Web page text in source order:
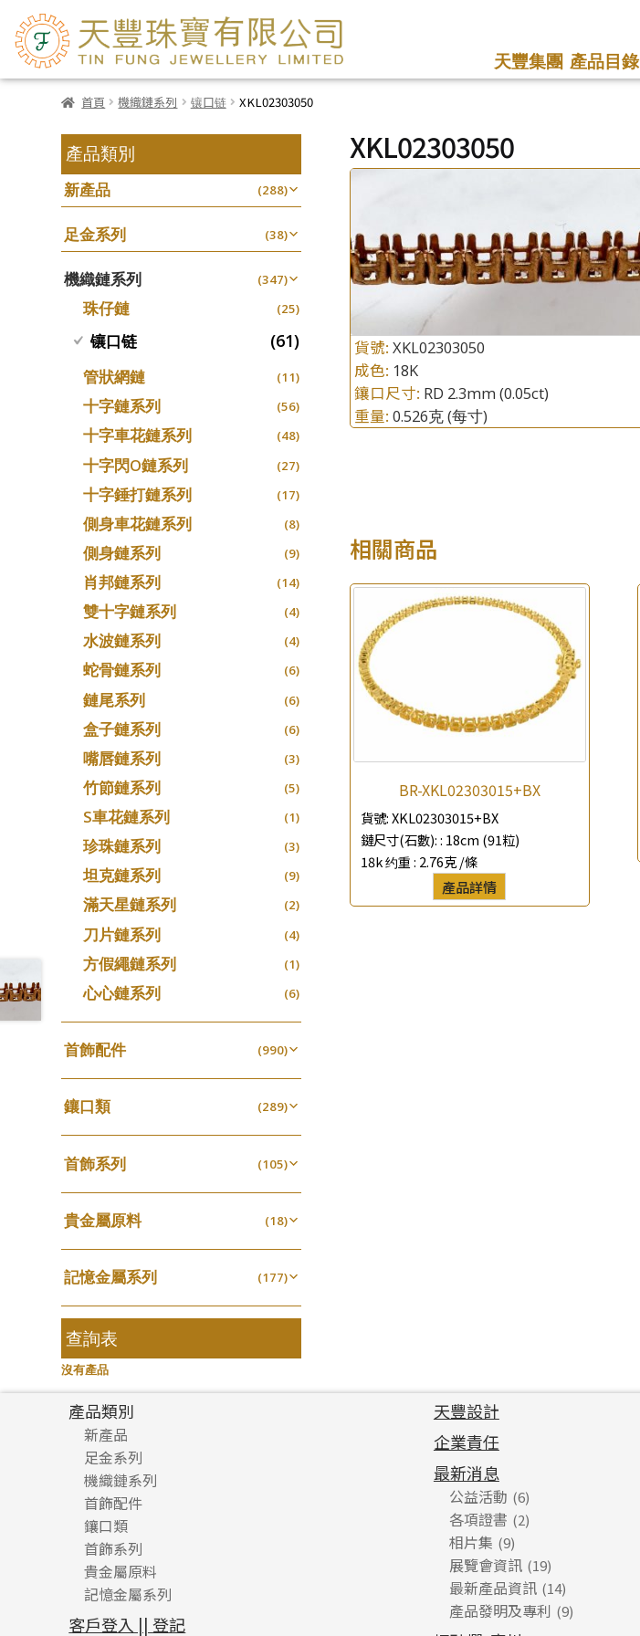
天豐集團 產品目錄
首頁 機織鏈系列 镶口链 XKL02303050
XKL02303050
*e-mail
*聯絡電話
查詢以下產品
貨號: XKL02303050
成色: 18K
鑲口尺寸: RD 2.3mm (0.05ct)
重量: 0.526克(每寸)
相關商品
BR-XKL02303015+BX
貨號:XKL02303015+BX
鏈尺寸(石數): : 18cm (91粒)
18k 约重 : 2.76克 /條
產品詳情
產品類別
新產品 (288)
足金系列 (38)
機織鏈系列 (347)
珠仔鏈 (25)
镶口链 (61)
管狀網鏈 (11)
十字鏈系列 (56)
十字車花鏈系列 (48)
十字閃O鏈系列 (27)
十字錘打鏈系列 (17)
側身車花鏈系列 (8)
側身鏈系列 (9)
肖邦鏈系列 (14)
雙十字鏈系列 (4)
水波鏈系列 (4)
蛇骨鏈系列 (6)
鏈尾系列 (6)
盒子鏈系列 (6)
嘴唇鏈系列 (3)
竹節鏈系列 (5)
S車花鏈系列 (1)
珍珠鏈系列 (3)
坦克鏈系列 (9)
滿天星鏈系列 (2)
刀片鏈系列 (4)
方假繩鏈系列 (1)
心心鏈系列 (6)
首飾配件 (990)
耳環類配件 (341)
卷迫系列 (13)
螺絲迫系列 (15)
梅花迫系列 (19)
平臺迫系列 (74)
綫拍系列 (42)
美拍系列 (16)
耳針系列 (6)
耳環扣系列
耳綫/耳鈎系列
耳環爪頭
耳環
鏈類配件
調節珠系列
生圈扣系列
鴨俐制系列
字母吊墜
相盒吊墜 (11)
生肖吊墜
管扣系列
星座吊墜
水泡扣
珠扣
其他類配件 (161)
珠盤系列 (16)
袖口鈕系列 (7)
焊片及鐳射綫 (2)
空心車花管 (19)
其他 (104)
無孔光身珠 (7)
無孔批花珠
空心批花珠 (22)
鑲口類 (289)
四爪頭系列 (20)
六爪頭系列 (41)
車花片 (35)
動感車花片 (20)
鑲口戒指 (16)
鑲口手鏈系列 (146)
首飾系列 (105)
手镯系列 (8)
戒指系列 (8)
空心耳環 (27)
空心车花管首饰链 (15)
空心手鐲系列 (8)
牛仔鏈
貴金屬原料 (18)
千足金 (18)
記憶金屬系列 (177)
記憶戒指 (30)
拉簧珠珠手鏈
記憶鈦手鐲
查詢表
沒有產品
產品類別
新產品
足金系列
足金配件
機織鏈系列
珠仔鏈
镶口链
管狀網鏈
十字車花鏈系列
十字閃O鏈系列
十字錘打鏈系列
首飾配件
耳環類配件
卷迫系列
螺絲迫系列
梅花迫系列
平臺迫系列
鏈類配件
動感車花吊墜
調節珠系列
生圈扣系列
其他類配件
珠盤系列
袖口鈕系列
珠類配件
無孔光身珠
鑲口類
四爪頭系列
六爪頭系列
車花片
動感車花片
首飾系列
手镯系列
戒指系列
空心耳環
貴金屬原料
千足金
記憶金屬系列
記憶戒指
客戶登入 || 登記
天豐設計
企業責任
最新消息
公益活動 (6)
各項證書 (2)
相片集 (9)
展覽會資訊 (19)
最新產品資訊 (14)
產品發明及專利 (9)